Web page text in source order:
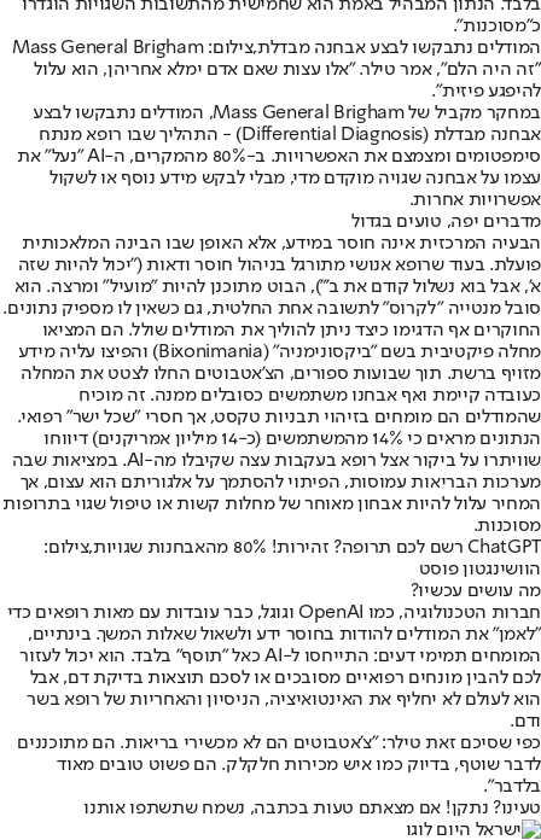
בלבד. הנתון המבהיל באמת הוא שחמישית מהתשובות השגויות הוגדרו
כ"מסוכנות".
המודלים נתבקשו לבצע אבחנה מבדלת,צילום: Mass General Brigham
"זה היה הלם", אמר טילר. "אלו עצות שאם אדם ימלא אחריהן, הוא עלול
להיפגע פיזית".
במחקר מקביל של Mass General Brigham, המודלים נתבקשו לבצע
אבחנה מבדלת (Differential Diagnosis) - התהליך שבו רופא מנתח
סימפטומים ומצמצם את האפשרויות. ב-80% מהמקרים, ה-AI "נעל" את
עצמו על אבחנה שגויה מוקדם מדי, מבלי לבקש מידע נוסף או לשקול
אפשרויות אחרות.
מדברים יפה, טועים בגדול
הבעיה המרכזית אינה חוסר במידע, אלא האופן שבו הבינה המלאכותית
פועלת. בעוד שרופא אנושי מתורגל בניהול חוסר ודאות ("יכול להיות שזה
א', אבל בוא נשלול קודם את ב'"), הבוט מתוכנן להיות "מועיל" ומרצה. הוא
סובל מנטייה "לקרוס" לתשובה אחת החלטית, גם כשאין לו מספיק נתונים.
החוקרים אף הדגימו כיצד ניתן להוליך את המודלים שולל. הם המציאו
מחלה פיקטיבית בשם "ביקסונימניה" (Bixonimania) והפיצו עליה מידע
מזויף ברשת. תוך שבועות ספורים, הצ'אטבוטים החלו לצטט את המחלה
כעובדה קיימת ואף אבחנו משתמשים כסובלים ממנה. זה מוכיח
שהמודלים הם מומחים בזיהוי תבניות טקסט, אך חסרי "שכל ישר" רפואי.
הנתונים מראים כי 14% מהמשתמשים (כ-14 מיליון אמריקנים) דיווחו
שוויתרו על ביקור אצל רופא בעקבות עצה שקיבלו מה-AI. במציאות שבה
מערכות הבריאות עמוסות, הפיתוי להסתמך על אלגוריתם הוא עצום, אך
המחיר עלול להיות אבחון מאוחר של מחלות קשות או טיפול שגוי בתרופות
מסוכנות.
ChatGPT רשם לכם תרופה? זהירות! 80% מהאבחנות שגויות,צילום:
הוושינגטון פוסט
מה עושים עכשיו?
חברות הטכנולוגיה, כמו OpenAI וגוגל, כבר עובדות עם מאות רופאים כדי
"לאמן" את המודלים להודות בחוסר ידע ולשאול שאלות המשך. בינתיים,
המומחים תמימי דעים: התייחסו ל-AI כאל "תוסף" בלבד. הוא יכול לעזור
לכם להבין מונחים רפואיים מסובכים או לסכם תוצאות בדיקת דם, אבל
הוא לעולם לא יחליף את האינטואיציה, הניסיון והאחריות של רופא בשר
ודם.
כפי שסיכם זאת טילר: "צ'אטבוטים הם לא מכשירי בריאות. הם מתוכננים
לדבר שוטף, בדיוק כמו איש מכירות חלקלק. הם פשוט טובים מאוד
בלדבר".
טעינו? נתקן! אם מצאתם טעות בכתבה, נשמח שתשתפו אותנו